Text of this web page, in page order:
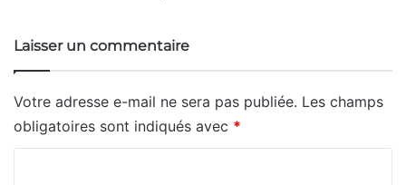
Laisser un commentaire
Votre adresse e-mail ne sera pas publiée. Les champs
obligatoires sont indiqués avec *